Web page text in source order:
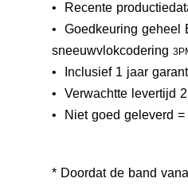
• Recente
• Goedkeuring geheel
sneeuwvlokcodering
• Inclusief 1 jaar
• Verwachtte levertijd
• Niet goed geleverd =
* Doordat de band